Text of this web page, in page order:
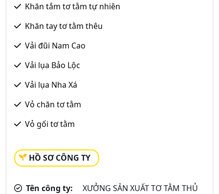
Khăn tắm tơ tằm tự nhiên
Khăn tay tơ tằm thêu
Vải đũi Nam Cao
Vải lụa Bảo Lộc
Vải lụa Nha Xá
Vỏ chăn tơ tằm
Vỏ gối tơ tằm
HỒ SƠ CÔNG TY
Tên công ty:
XƯỞNG SẢN XUẤT TƠ TẰM THỦ